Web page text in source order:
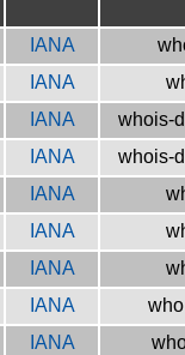
IANA
IANA
IANA
whois-
IANA
whois-
IANA
IANA
IANA
IANA
IANA